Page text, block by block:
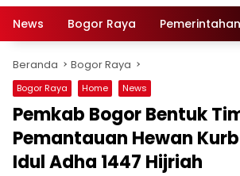
News Bogor Raya Pemerintahan
Beranda Bogor Raya
Bogor Raya Home News
Pemkab Bogor Bentuk
Pemantauan Hewan
Idul Adha 1447 Hijriah